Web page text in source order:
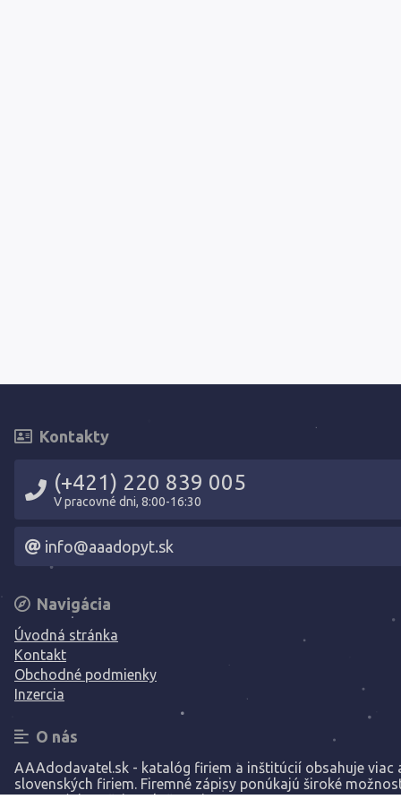
Kontakty
(+421) 220 839 005
V pracovné dni, 8:00-16:30
info@aaadopyt.sk
Navigácia
Úvodná stránka
Kontakt
Obchodné podmienky
Inzercia
O nás
AAAdodavatel.sk - katalóg firiem a inštitúcií obsahuje viac
slovenských firiem. Firemné zápisy ponúkajú široké